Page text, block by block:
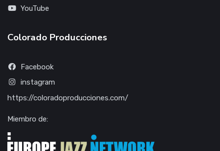
YouTube
Colorado Producciones
Facebook
instagram
https://coloradoproducciones.com/
Miembro de: